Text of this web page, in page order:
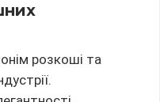
розкоші та